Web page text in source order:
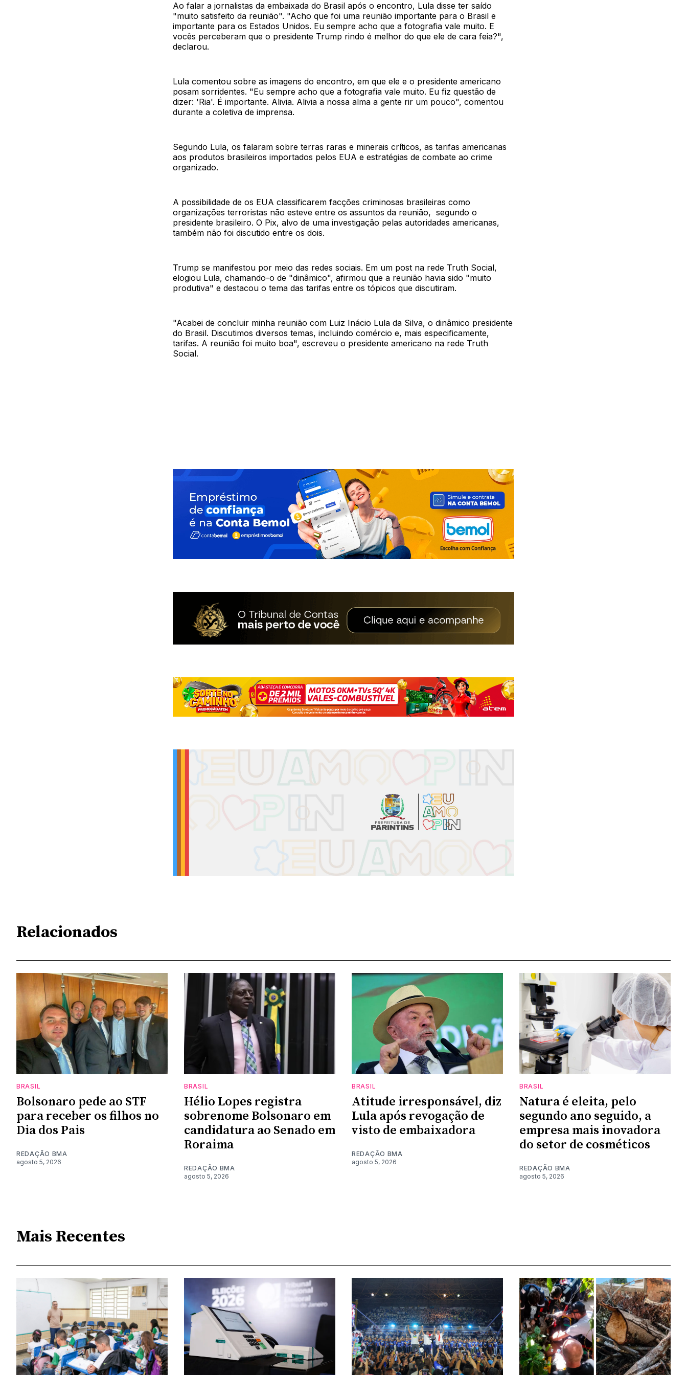
Ao falar a jornalistas da embaixada do Brasil após o encontro, Lula disse ter saído
"muito satisfeito da reunião". "Acho que foi uma reunião importante para o Brasil e
importante para os Estados Unidos. Eu sempre acho que a fotografia vale muito. E
vocês perceberam que o presidente Trump rindo é melhor do que ele de cara feia?",
declarou.
Lula comentou sobre as imagens do encontro, em que ele e o presidente americano
posam sorridentes. "Eu sempre acho que a fotografia vale muito. Eu fiz questão de
dizer: 'Ria'. É importante. Alivia. Alivia a nossa alma a gente rir um pouco", comentou
durante a coletiva de imprensa.
Segundo Lula, os falaram sobre terras raras e minerais críticos, as tarifas americanas
aos produtos brasileiros importados pelos EUA e estratégias de combate ao crime
organizado.
A possibilidade de os EUA classificarem facções criminosas brasileiras como
organizações terroristas não esteve entre os assuntos da reunião, segundo o
presidente brasileiro. O Pix, alvo de uma investigação pelas autoridades americanas,
também não foi discutido entre os dois.
Trump se manifestou por meio das redes sociais. Em um post na rede Truth Social,
elogiou Lula, chamando-o de "dinâmico", afirmou que a reunião havia sido "muito
produtiva" e destacou o tema das tarifas entre os tópicos que discutiram.
"Acabei de concluir minha reunião com Luiz Inácio Lula da Silva, o dinâmico presidente
do Brasil. Discutimos diversos temas, incluindo comércio e, mais especificamente,
tarifas. A reunião foi muito boa", escreveu o presidente americano na rede Truth
Social.
Relacionados
BRASIL
Bolsonaro pede ao STF
para receber os filhos no
Dia dos Pais
REDAÇÃO BMA
agosto 5, 2026
BRASIL
Hélio Lopes registra
sobrenome Bolsonaro em
candidatura ao Senado em
Roraima
REDAÇÃO BMA
agosto 5, 2026
BRASIL
Atitude irresponsável, diz
Lula após revogação de
visto de embaixadora
REDAÇÃO BMA
agosto 5, 2026
BRASIL
Natura é eleita, pelo
segundo ano seguido, a
empresa mais inovadora
do setor de cosméticos
REDAÇÃO BMA
agosto 5, 2026
Mais Recentes